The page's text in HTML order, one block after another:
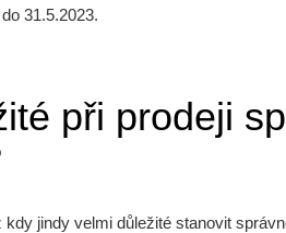
31.5.2023.
při prodeji
jindy velmi důležité stanovit